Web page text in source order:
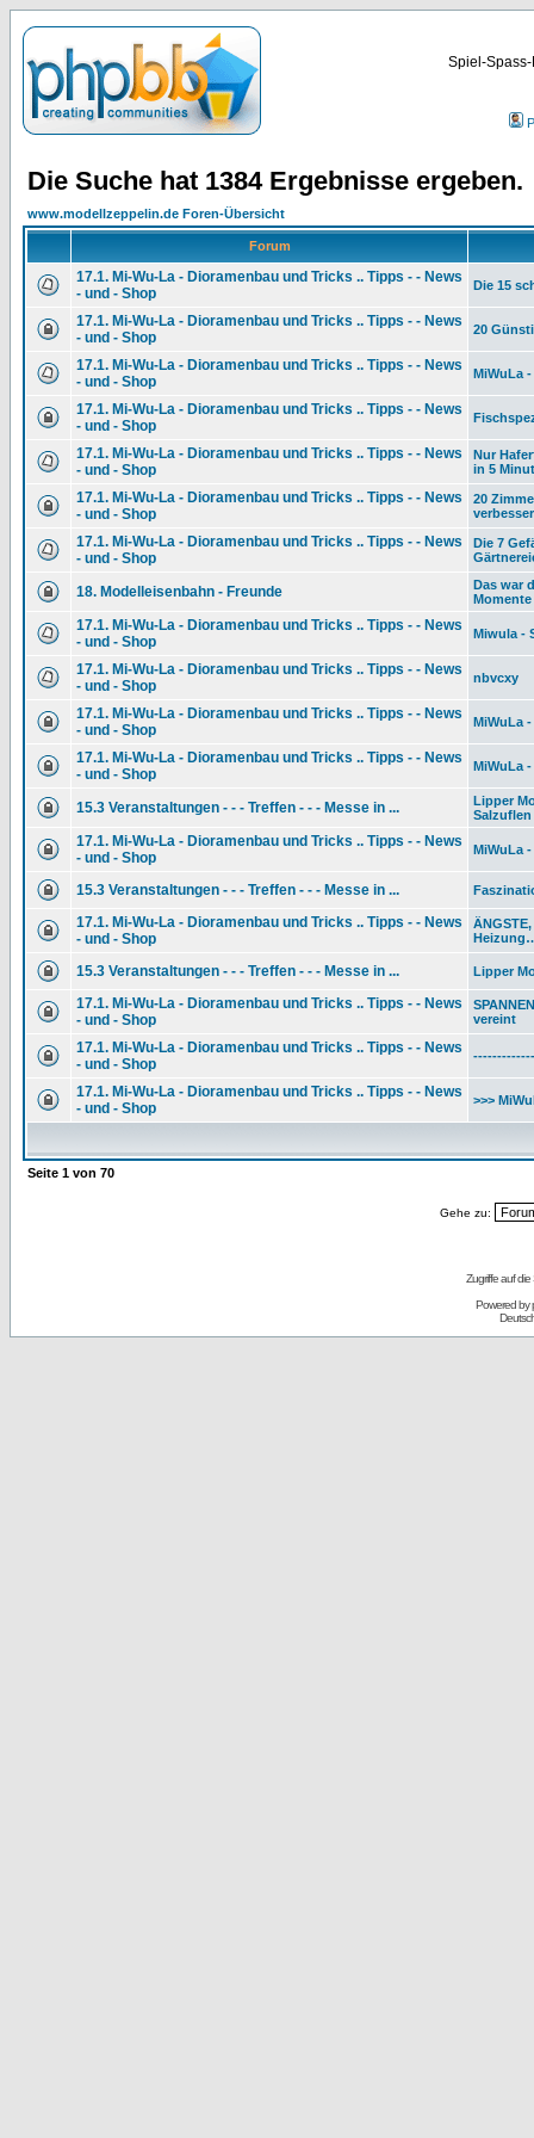
Spiel-
Die Suche hat 1384 Ergebnisse ergeben.
www.modellzeppelin.de Foren-Übersicht
Forum
17.1. Mi-Wu-La - Dioramenbau und Tricks .. Tipps - - News
- und - Shop
Die 15
17.1. Mi-Wu-La - Dioramenbau und Tricks .. Tipps - - News
- und - Shop
20
17.1. Mi-Wu-La - Dioramenbau und Tricks .. Tipps - - News
- und - Shop
MiWuLa -
17.1. Mi-Wu-La - Dioramenbau und Tricks .. Tipps - - News
- und - Shop
17.1. Mi-Wu-La - Dioramenbau und Tricks .. Tipps - - News
- und - Shop
Nur
in 5 Minut
17.1. Mi-Wu-La - Dioramenbau und Tricks .. Tipps - - News
- und - Shop
20
17.1. Mi-Wu-La - Dioramenbau und Tricks .. Tipps - - News
- und - Shop
Die 7
18. Modelleisenbahn - Freunde
Das war
Momente
17.1. Mi-Wu-La - Dioramenbau und Tricks .. Tipps - - News
- und - Shop
Miwula -
17.1. Mi-Wu-La - Dioramenbau und Tricks .. Tipps - - News
- und - Shop
nbvcxy
17.1. Mi-Wu-La - Dioramenbau und Tricks .. Tipps - - News
- und - Shop
MiWuLa -
17.1. Mi-Wu-La - Dioramenbau und Tricks .. Tipps - - News
- und - Shop
MiWuLa -
15.3 Veranstaltungen - - - Treffen - - - Messe in ...
Lipper
Salzuflen
17.1. Mi-Wu-La - Dioramenbau und Tricks .. Tipps - - News
- und - Shop
MiWuLa -
15.3 Veranstaltungen - - - Treffen - - - Messe in ...
17.1. Mi-Wu-La - Dioramenbau und Tricks .. Tipps - - News
- und - Shop
15.3 Veranstaltungen - - - Treffen - - - Messe in ... Lipper
17.1. Mi-Wu-La - Dioramenbau und Tricks .. Tipps - - News
- und - Shop
vereint
17.1. Mi-Wu-La - Dioramenbau und Tricks .. Tipps - - News
- und - Shop
17.1. Mi-Wu-La - Dioramenbau und Tricks .. Tipps - - News
- und - Shop
>>>
Seite 1 von 70
Gehe zu:
Zugriffe auf
Powered by